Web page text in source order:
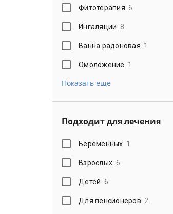
Фитотерапия 6
Ингаляции 8
Ванна радоновая 1
Омоложение 1
Показать еще
Подходит для лечения
Беременных 1
Взрослых 6
Детей 6
Для пенсионеров 2